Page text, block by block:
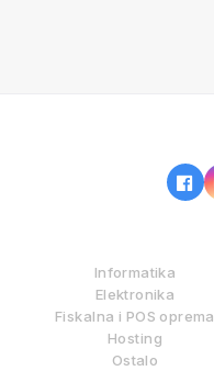
Informatika
Elektronika
Fiskalna i POS oprema
Hosting
Ostalo